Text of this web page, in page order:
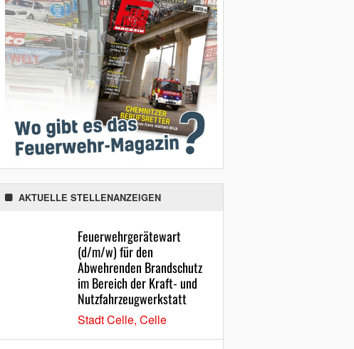
AKTUELLE STELLENANZEIGEN
Feuerwehrgerätewart
(d/m/w) für den
Abwehrenden Brandschutz
im Bereich der Kraft- und
Nutzfahrzeugwerkstatt
Stadt Celle, Celle